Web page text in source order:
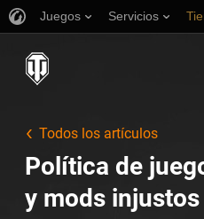
Juegos Servicios
Todos los artículos
Política de
y mods injustos